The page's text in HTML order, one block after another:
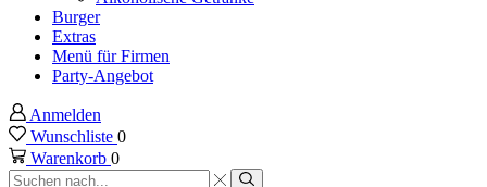
Burger
Extras
Menü für Firmen
Party-Angebot
Anmelden
Wunschliste 0
Warenkorb 0
Sucheingabe